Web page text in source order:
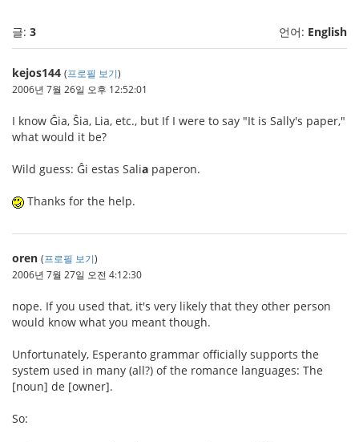
글: 3 언어: English
kejos144 (프로필 보기)
2006년 7월 26일 오후 12:52:01
I know Ĝia, Ŝia, Lia, etc., but If I were to say "It is Sally's paper,"
what would it be?
Wild guess: Ĝi estas Salia paperon.
Thanks for the help.
oren (프로필 보기)
2006년 7월 27일 오전 4:12:30
nope. If you used that, it's very likely that they other person
would know what you meant though.
Unfortunately, Esperanto grammar officially supports the
system used in many (all?) of the romance languages: The
[noun] de [owner].
So: